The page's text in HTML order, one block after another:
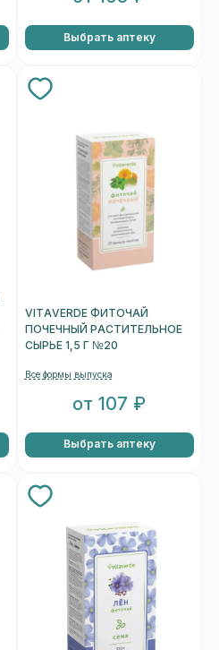
Выбрать аптеку
VITAVERDE ФИТОЧАЙ
ПОЧЕЧНЫЙ РАСТИТЕЛЬНОЕ
СЫРЬЕ 1,5 Г №20
Все формы выпуска
от 107 ₽
Выбрать аптеку